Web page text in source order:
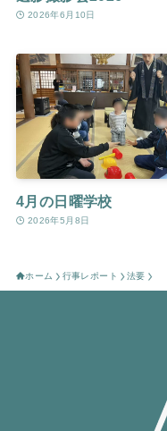
2026年6月10日
4月の日曜学校
2026年5月8日
ホーム 行事レポート 法要